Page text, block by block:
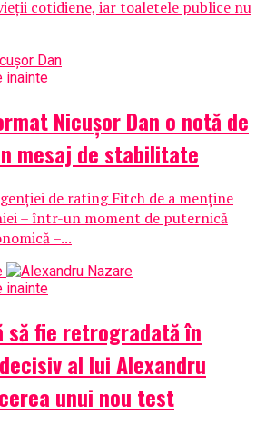
cotidiene, iar toaletele publice nu
inainte
Nicușor Dan o notă de
mesaj de stabilitate
de rating Fitch de a menține
– într-un moment de puternică
–...
inainte
să fie retrogradată în
decisiv al lui Alexandru
unui nou test